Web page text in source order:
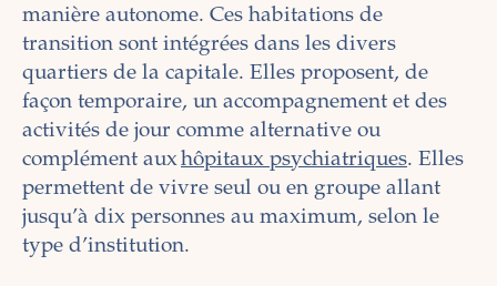
manière autonome. Ces habitations de
transition sont intégrées dans les divers
quartiers de la capitale. Elles proposent, de
façon temporaire, un accompagnement et des
activités de jour comme alternative ou
complément auxhôpitaux psychiatriques. Elles
permettent de vivre seul ou en groupe allant
jusqu’à dix personnes au maximum, selon le
type d’institution.